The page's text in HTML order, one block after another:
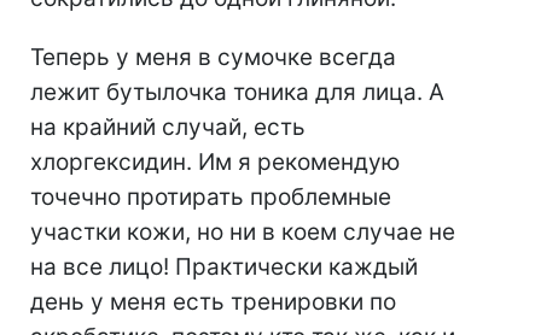
Теперь у меня в сумочке всегда
лежит бутылочка тоника для лица. А
на крайний случай, есть
хлоргексидин. Им я рекомендую
точечно протирать проблемные
участки кожи, но ни в коем случае не
на все лицо! Практически каждый
день у меня есть тренировки по